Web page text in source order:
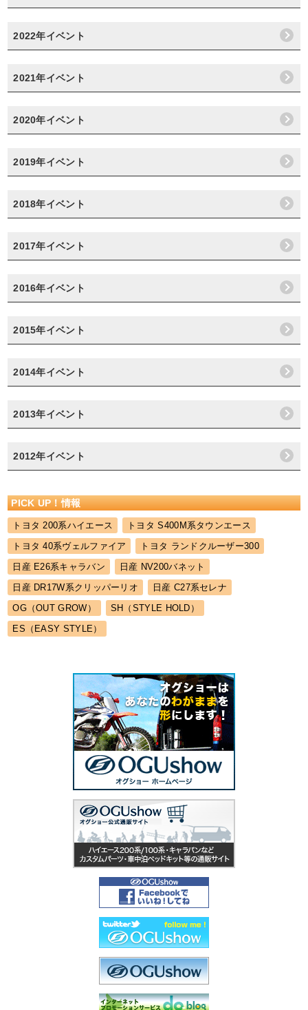
2022年イベント
2021年イベント
2020年イベント
2019年イベント
2018年イベント
2017年イベント
2016年イベント
2015年イベント
2014年イベント
2013年イベント
2012年イベント
PICK UP！情報
トヨタ 200系ハイエース
トヨタ S400M系タウンエース
トヨタ 40系ヴェルファイア
トヨタ ランドクルーザー300
日産 E26系キャラバン
日産 NV200バネット
日産 DR17W系クリッパーリオ
日産 C27系セレナ
OG（OUT GROW）
SH（STYLE HOLD）
ES（EASY STYLE）